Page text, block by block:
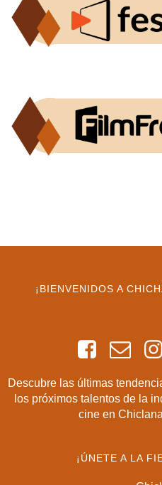
¡BIENVENIDOS A
Descubre las últimas
los próximos talentos de la
cine en
¡ÚNETE A LA